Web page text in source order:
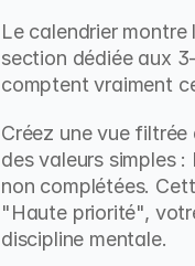
Le calendrier
section dédiée aux
comptent vraiment
Créez une vue
des valeurs simples
non complétées.
"Haute priorité",
discipline mentale.